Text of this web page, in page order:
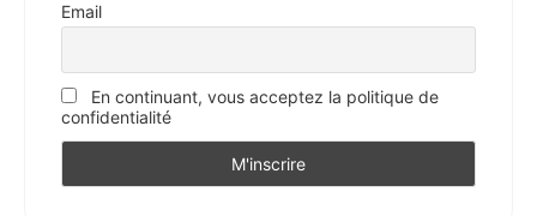
Email
En continuant, vous acceptez la politique de
confidentialité